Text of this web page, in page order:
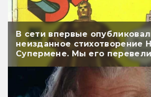
В сети впервые
неизданное стихотворение
Супермене. Мы его перевели